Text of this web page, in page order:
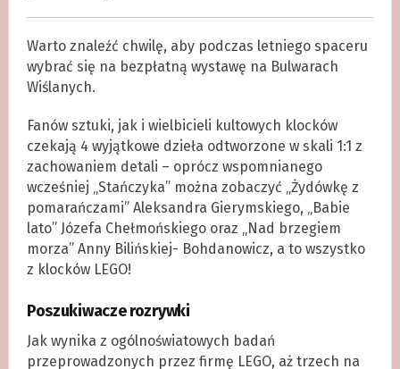
Warto znaleźć chwilę, aby podczas letniego spaceru
wybrać się na bezpłatną wystawę na Bulwarach
Wiślanych.
Fanów sztuki, jak i wielbicieli kultowych klocków
czekają 4 wyjątkowe dzieła odtworzone w skali 1:1 z
zachowaniem detali – oprócz wspomnianego
wcześniej „Stańczyka” można zobaczyć „Żydówkę z
pomarańczami” Aleksandra Gierymskiego, „Babie
lato” Józefa Chełmońskiego oraz „Nad brzegiem
morza” Anny Bilińskiej- Bohdanowicz, a to wszystko
z klocków LEGO!
Poszukiwacze rozrywki
Jak wynika z ogólnoświatowych badań
przeprowadzonych przez firmę LEGO, aż trzech na